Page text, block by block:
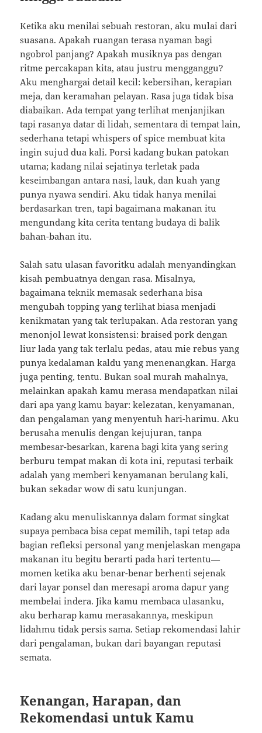
Ketika aku menilai sebuah restoran, aku mulai dari
suasana. Apakah ruangan terasa nyaman bagi
ngobrol panjang? Apakah musiknya pas dengan
ritme percakapan kita, atau justru mengganggu?
Aku menghargai detail kecil: kebersihan, kerapian
meja, dan keramahan pelayan. Rasa juga tidak bisa
diabaikan. Ada tempat yang terlihat menjanjikan
tapi rasanya datar di lidah, sementara di tempat lain,
sederhana tetapi whispers of spice membuat kita
ingin sujud dua kali. Porsi kadang bukan patokan
utama; kadang nilai sejatinya terletak pada
keseimbangan antara nasi, lauk, dan kuah yang
punya nyawa sendiri. Aku tidak hanya menilai
berdasarkan tren, tapi bagaimana makanan itu
mengundang kita cerita tentang budaya di balik
bahan-bahan itu.
Salah satu ulasan favoritku adalah menyandingkan
kisah pembuatnya dengan rasa. Misalnya,
bagaimana teknik memasak sederhana bisa
mengubah topping yang terlihat biasa menjadi
kenikmatan yang tak terlupakan. Ada restoran yang
menonjol lewat konsistensi: braised pork dengan
liur lada yang tak terlalu pedas, atau mie rebus yang
punya kedalaman kaldu yang menenangkan. Harga
juga penting, tentu. Bukan soal murah mahalnya,
melainkan apakah kamu merasa mendapatkan nilai
dari apa yang kamu bayar: kelezatan, kenyamanan,
dan pengalaman yang menyentuh hari-harimu. Aku
berusaha menulis dengan kejujuran, tanpa
membesar-besarkan, karena bagi kita yang sering
berburu tempat makan di kota ini, reputasi terbaik
adalah yang memberi kenyamanan berulang kali,
bukan sekadar wow di satu kunjungan.
Kadang aku menuliskannya dalam format singkat
supaya pembaca bisa cepat memilih, tapi tetap ada
bagian refleksi personal yang menjelaskan mengapa
makanan itu begitu berarti pada hari tertentu—
momen ketika aku benar-benar berhenti sejenak
dari layar ponsel dan meresapi aroma dapur yang
membelai indera. Jika kamu membaca ulasanku,
aku berharap kamu merasakannya, meskipun
lidahmu tidak persis sama. Setiap rekomendasi lahir
dari pengalaman, bukan dari bayangan reputasi
semata.
Kenangan, Harapan, dan
Rekomendasi untuk Kamu